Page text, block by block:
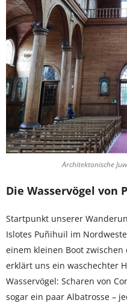
Architektonische
Die Wasservögel von
Startpunkt unserer
Islotes Puñihuil im
einem kleinen Boot
erklärt uns ein waschechter
Wasservögel: Scharen von
sogar ein paar Albatrosse –